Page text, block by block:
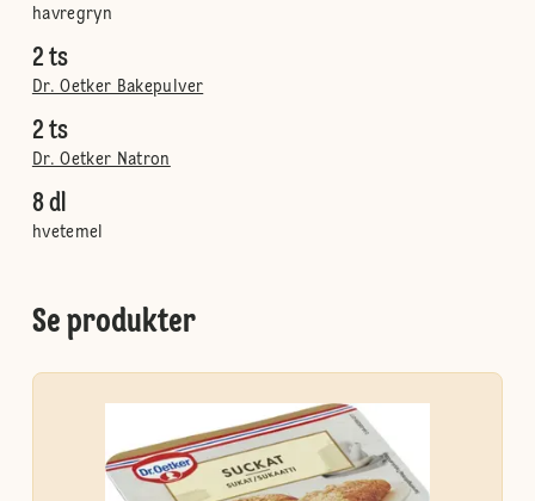
havregryn
2 ts
Dr. Oetker Bakepulver
2 ts
Dr. Oetker Natron
8 dl
hvetemel
Se produkter